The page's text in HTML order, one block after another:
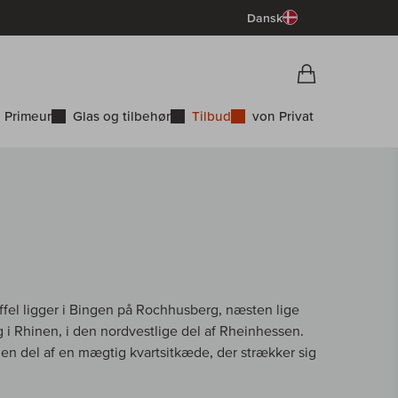
Dansk
Primeur Glas og tilbehør Tilbud von Privat
ligger i Bingen på Rochhusberg, næsten lige
Rhinen, i den nordvestlige del af Rheinhessen.
en del af en mægtig kvartsitkæde, der strækker sig